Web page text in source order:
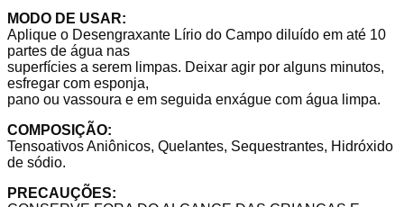
MODO DE USAR:
Aplique o Desengraxante Lírio do Campo diluído em até 10
partes de água nas
superfícies a serem limpas. Deixar agir por alguns minutos,
esfregar com esponja,
pano ou vassoura e em seguida enxágue com água limpa.
COMPOSIÇÃO:
Tensoativos Aniônicos, Quelantes, Sequestrantes, Hidróxido
de sódio.
PRECAUÇÕES: